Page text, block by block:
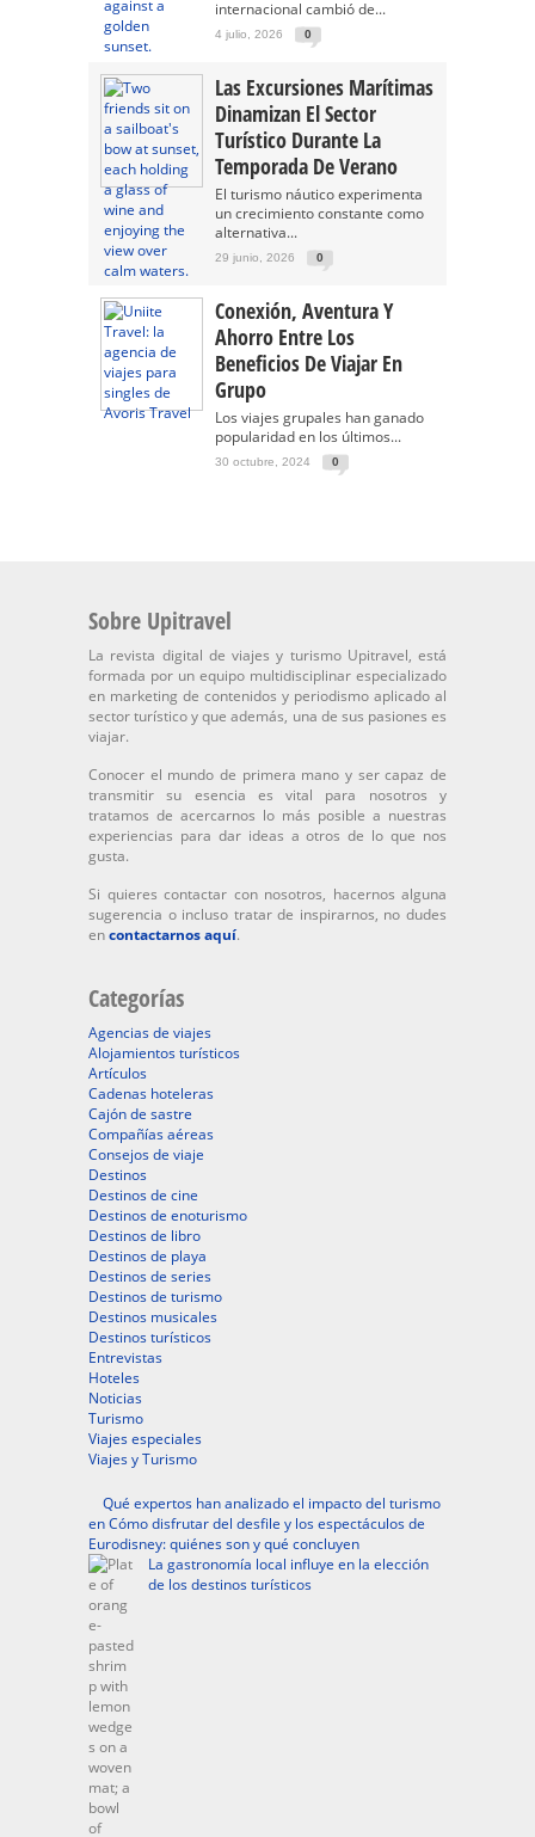
internacional cambió de...
4 julio, 2026 0
Las Excursiones Marítimas
Dinamizan El Sector
Turístico Durante La
Temporada De Verano
El turismo náutico experimenta
un crecimiento constante como
alternativa...
29 junio, 2026 0
Conexión, Aventura Y
Ahorro Entre Los
Beneficios De Viajar En
Grupo
Los viajes grupales han ganado
popularidad en los últimos...
30 octubre, 2024 0
Sobre Upitravel
La revista digital de viajes y turismo Upitravel, está
formada por un equipo multidisciplinar especializado
en marketing de contenidos y periodismo aplicado al
sector turístico y que además, una de sus pasiones es
viajar.
Conocer el mundo de primera mano y ser capaz de
transmitir su esencia es vital para nosotros y
tratamos de acercarnos lo más posible a nuestras
experiencias para dar ideas a otros de lo que nos
gusta.
Si quieres contactar con nosotros, hacernos alguna
sugerencia o incluso tratar de inspirarnos, no dudes
encontactarnos aquí.
Categorías
Agencias de viajes
Alojamientos turísticos
Artículos
Cadenas hoteleras
Cajón de sastre
Compañías aéreas
Consejos de viaje
Destinos
Destinos de cine
Destinos de enoturismo
Destinos de libro
Destinos de playa
Destinos de series
Destinos de turismo
Destinos musicales
Destinos turísticos
Entrevistas
Hoteles
Noticias
Turismo
Viajes especiales
Viajes y Turismo
Qué expertos han analizado el impacto del turismo
en Cómo disfrutar del desfile y los espectáculos de
Eurodisney: quiénes son y qué concluyen
La gastronomía local influye en la elección
de los destinos turísticos